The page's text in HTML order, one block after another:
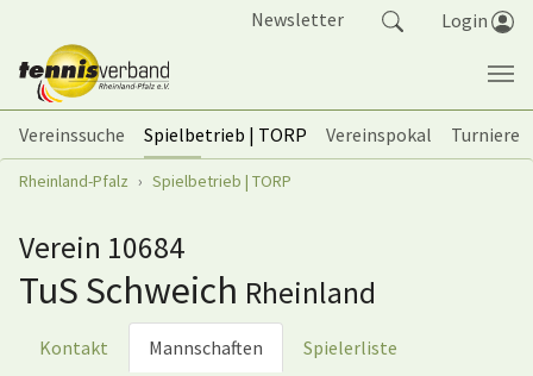
Newsletter Login
Vereinssuche Spielbetrieb | TORP Vereinspokal
Turniere
Sie sind hier:
Rheinland-Pfalz Spielbetrieb | TORP
Verein 10684
TuS Schweich Rheinland
Kontakt Mannschaften Spielerliste